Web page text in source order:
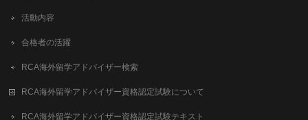
活動内容
合格者の活躍
RCA海外留学アドバイザー検索
RCA海外留学アドバイザー資格認定試験について
RCA海外留学アドバイザー資格認定試験テキスト